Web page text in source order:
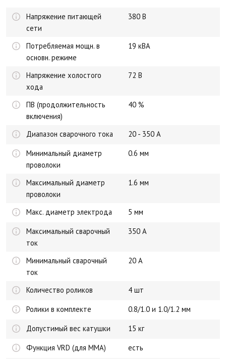
Напряжение питающей
сети
380 В
Потребляемая мощн. в
основн. режиме
19 кВА
Напряжение холостого
хода
72 В
ПВ (продолжительность
включения)
40 %
Диапазон сварочного тока
20 - 350 А
Минимальный диаметр
проволоки
0.6 мм
Максимальный диаметр
проволоки
1.6 мм
Макс. диаметр электрода
5 мм
Максимальный сварочный
ток
350 А
Минимальный сварочный
ток
20 А
Количество роликов
4 шт
Ролики в комплекте
0.8/1.0 и 1.0/1.2 мм
Допустимый вес катушки
15 кг
Функция VRD (для ММА)
есть